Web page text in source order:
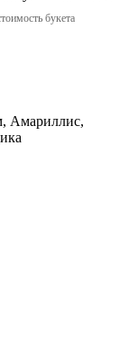
букета
Амариллис,